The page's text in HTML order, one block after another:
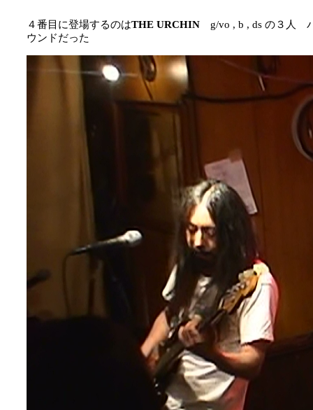
４番目に登場するのはTHE URCHIN g/vo , b , ds の３人
ウンドだった